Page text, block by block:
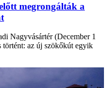
megrongálták a
Nagyvásártér (December 1
történt: az új szökőkút egyik